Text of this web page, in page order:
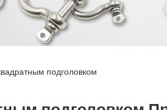
подголовком